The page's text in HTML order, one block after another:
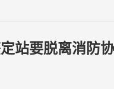
站要脱离消防